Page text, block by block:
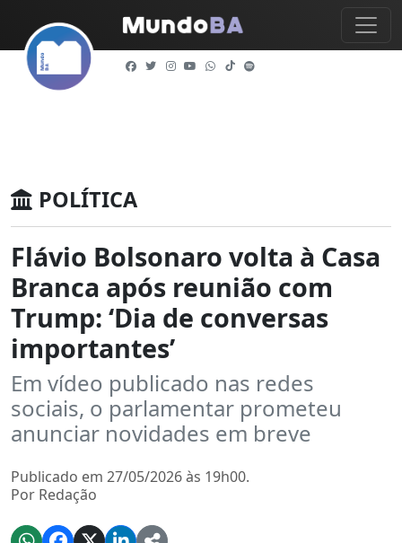
POLÍTICA
Flávio Bolsonaro volta à Casa
Branca após reunião com
Trump: ‘Dia de conversas
importantes’
Em vídeo publicado nas redes
sociais, o parlamentar prometeu
anunciar novidades em breve
Publicado em 27/05/2026 às 19h00.
Por Redação